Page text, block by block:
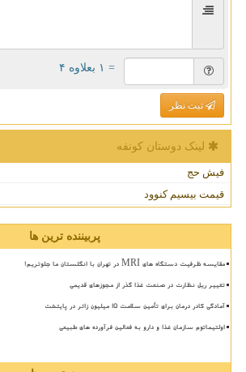
= ۱ بعلاوه ۴
ثبت نظر
لینک دوستان كونفه
فیش حج
قیمت بیسیم کنوود
پربیننده ترین ها
مقایسه ظرفیت دستگاه های MRI در تهران با انگلستان ما جلوتریم!
تغییر ریل نظارت در صنعت غذا گذر از مجوزهای قدیمی
آمادگی کادر درمان برای تأمین سلامت 15 میلیون زائر در پایتخت
اولتیماتوم سازمان غذا و دارو به فعالین فرآورده های طبیعی